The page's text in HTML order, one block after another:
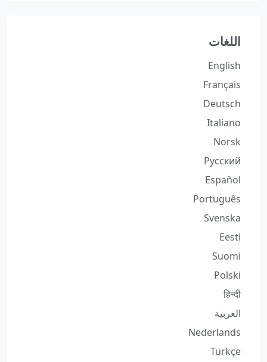
اللغات
English
Français
Deutsch
Italiano
Norsk
Русский
Español
Português
Svenska
Eesti
Suomi
Polski
हिन्दी
العربية
Nederlands
Türkçe